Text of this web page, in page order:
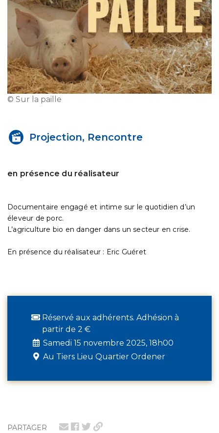
PARTAGER
© Sur la paille
Projection, Rencontre
en présence du réalisateur
Documentaire engagé et intime sur le quotidien d’un
éleveur de porc.
L’agriculture bio en danger dans un secteur en crise.
En présence du réalisateur : Eric Guéret
Réservé aux adhérents. Adhésion à
partir de 2 €
Samedi 15 novembre 2025, 18h00
Au Tiers Lieu Quartier Ordener